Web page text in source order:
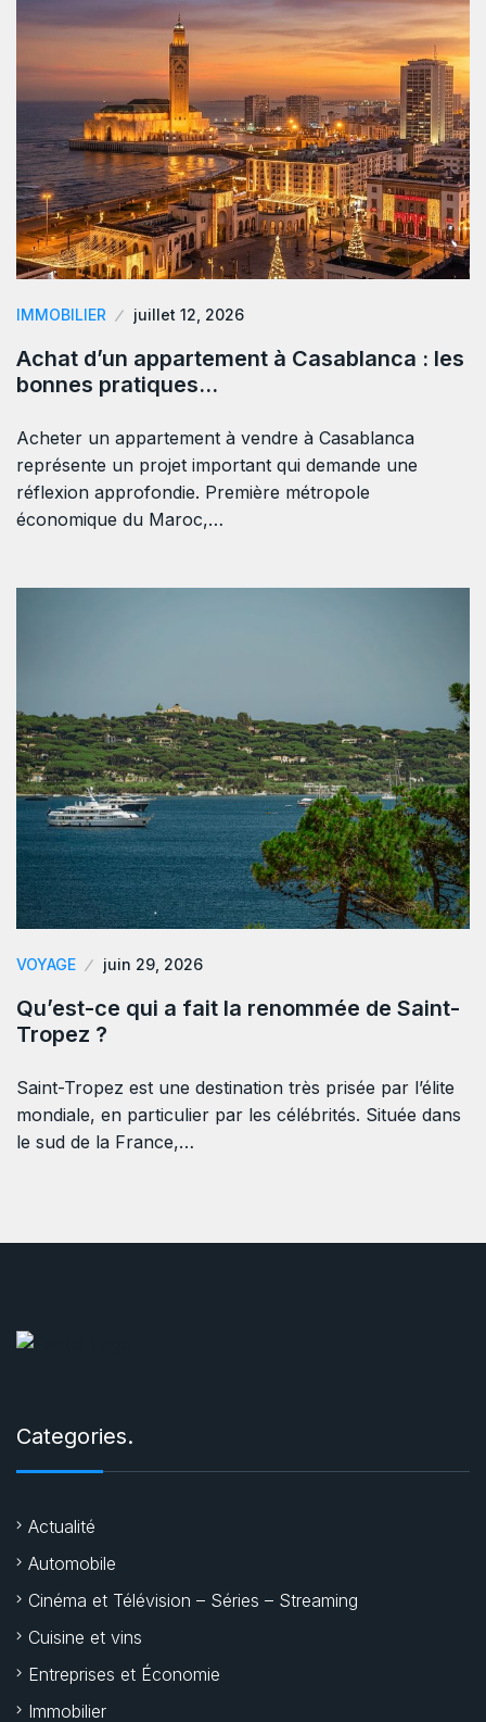
IMMOBILIER juillet 12, 2026
Achat d’un appartement à Casablanca : les
bonnes pratiques…
Acheter un appartement à vendre à Casablanca
représente un projet important qui demande une
réflexion approfondie. Première métropole
économique du Maroc,…
VOYAGE juin 29, 2026
Qu’est-ce qui a fait la renommée de Saint-
Tropez ?
Saint-Tropez est une destination très prisée par l’élite
mondiale, en particulier par les célébrités. Située dans
le sud de la France,…
Categories.
Actualité
Automobile
Cinéma et Télévision – Séries – Streaming
Cuisine et vins
Entreprises et Économie
Immobilier